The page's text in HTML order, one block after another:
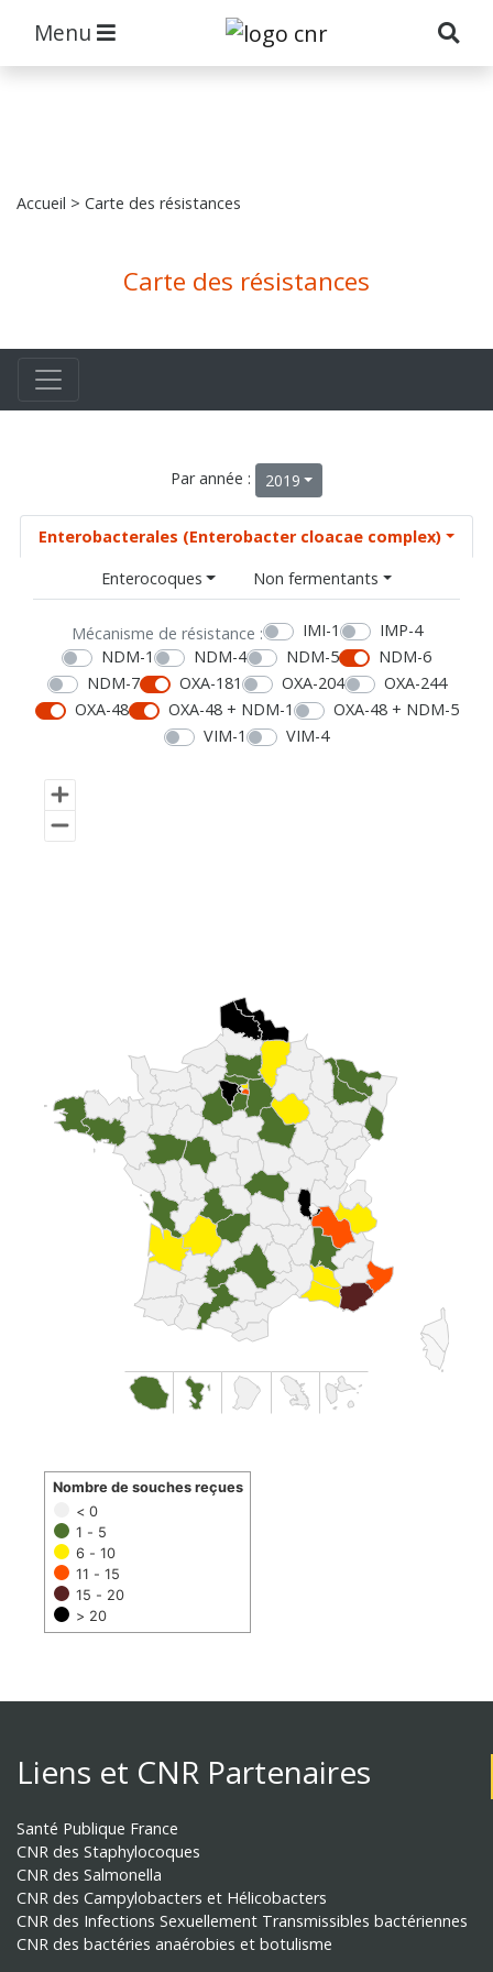
Menu
Accueil > Carte des résistances
Carte des résistances
Par année : 2019
Enterobacterales (Enterobacter cloacae complex)
Enterocoques
Non fermentants
Mécanisme de résistance : IMI-1
IMP-4
NDM-1
NDM-4 NDM-5
NDM-6
NDM-7
OXA-181 OXA-204
OXA-244
OXA-48
OXA-48 + NDM-1
OXA-48 + NDM-5
VIM-1
VIM-4
< 0
1 - 5
6 - 10
11 - 15
15 - 20
> 20
Nombre de souches reçues
Liens et CNR Partenaires
Santé Publique France
CNR des Staphylocoques
CNR des Salmonella
CNR des Campylobacters et Hélicobacters
CNR des Infections Sexuellement Transmissibles bactériennes
CNR des bactéries anaérobies et botulisme